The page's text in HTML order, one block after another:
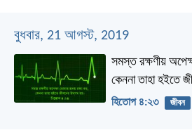
বুধবার, 21 আগস্ট, 2019
সমস্ত রক্ষণীয়
কেননা তাহা হইতে
হিতোপ ৪:২৩ জীবন